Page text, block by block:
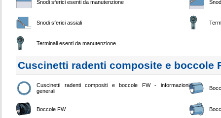
Snodi sferici esenti da manutenzione
Snodi sferici assiali
Terminali esenti da manutenzione
Cuscinetti radenti composite e boccole
Cuscinetti radenti compositi e boccole FW - informazioni
generali
Boccole FW